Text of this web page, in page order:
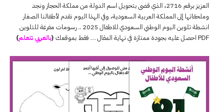
العزيز برقم 2716، الذي قضى بتحويل اسم الدولة من مملكة الحجاز ونجد
وملحقاتها إلى المملكة العربية السعودية، وفي الهذا اليوم نقدم لأطفالنا الصغار
انشطة تلوين اليوم الوطني السعودي للاطفال 2025 .. رسومات مفرغة للتلوين
PDF احصل عليه بجودة ممتازة في نهاية المقال … فقط بموقعك
(بالعربي نتعلم)